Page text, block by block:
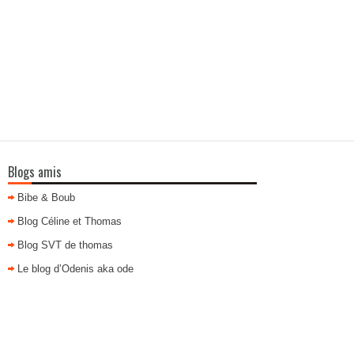
Blogs amis
Bibe & Boub
Blog Céline et Thomas
Blog SVT de thomas
Le blog d’Odenis aka ode